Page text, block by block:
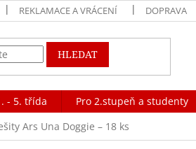
REKLAMACE A VRÁCENÍ DOPRAVA
HLEDAT
- 5. třída Pro 2.stupeň a studenty
Ars Una Doggie – 18 ks